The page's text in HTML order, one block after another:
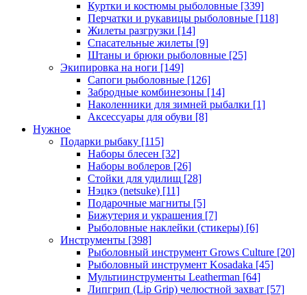
Куртки и костюмы рыболовные [339]
Перчатки и рукавицы рыболовные [118]
Жилеты разгрузки [14]
Спасательные жилеты [9]
Штаны и брюки рыболовные [25]
Экипировка на ноги [149]
Сапоги рыболовные [126]
Забродные комбинезоны [14]
Наколенники для зимней рыбалки [1]
Аксессуары для обуви [8]
Нужное
Подарки рыбаку [115]
Наборы блесен [32]
Наборы воблеров [26]
Стойки для удилищ [28]
Нэцкэ (netsuke) [11]
Подарочные магниты [5]
Бижутерия и украшения [7]
Рыболовные наклейки (стикеры) [6]
Инструменты [398]
Рыболовный инструмент Grows Culture [20]
Рыболовный инструмент Kosadaka [45]
Мультиинструменты Leatherman [64]
Липгрип (Lip Grip) челюстной захват [57]